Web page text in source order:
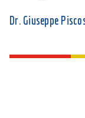
Dr. Giuseppe